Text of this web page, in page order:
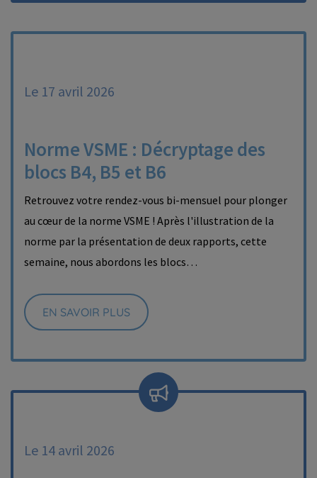
Le 17 avril 2026
Norme VSME : Décryptage des
blocs B4, B5 et B6
Retrouvez votre rendez-vous bi-mensuel pour plonger
au cœur de la norme VSME ! Après l'illustration de la
norme par la présentation de deux rapports, cette
semaine, nous abordons les blocs…
EN SAVOIR PLUS
Le 14 avril 2026